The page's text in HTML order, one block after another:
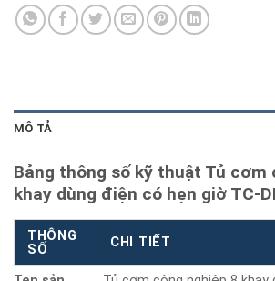
MÔ TẢ
Bảng thông số kỹ thuật Tủ cơm
khay dùng điện có hẹn giờ TC-
THÔNG
SỐ
CHI TIẾT